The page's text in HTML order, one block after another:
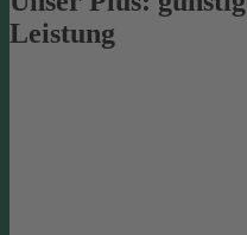
Leistung